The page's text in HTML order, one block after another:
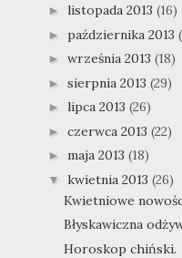
► listopada 2013 (16)
► października 2013
► września 2013 (18)
► sierpnia 2013 (29)
► lipca 2013 (26)
► czerwca 2013 (22)
► maja 2013 (18)
▼ kwietnia 2013 (26)
Kwietniowe
Błyskawiczna
Horoskop chiński.